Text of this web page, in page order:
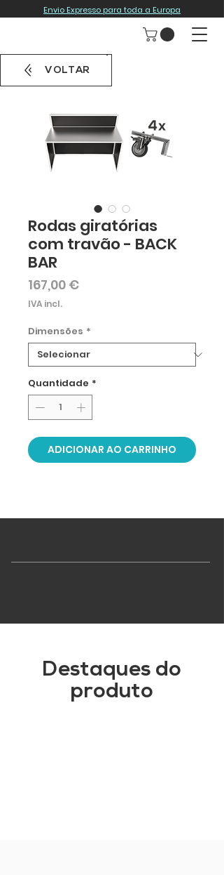
Envio Expresso para toda a Europa
Rodas giratórias
com travão - BACK
BAR
167,00 €Preço
IVA incl.
Dimensões *
Quantidade *
ADICIONAR AO CARRINHO
VOLTAR
Destaques do
produto